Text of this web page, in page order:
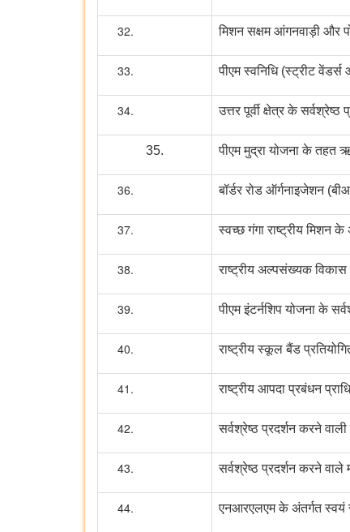
मिशन सक्षम आंगनवाड़ी और
पीएम स्वनिधि (स्ट्रीट
उत्तर पूर्वी क्षेत्र के
35. पीएम मुद्रा योजना के तहत
बॉर्डर रोड ऑर्गनाइजेशन
स्वच्छ गंगा राष्ट्रीय मिशन के
राष्ट्रीय अल्पसंख्यक विकास
पीएम इंटर्नशिप योजना के
राष्ट्रीय स्कूल बैंड
राष्ट्रीय आपदा प्रबंधन
सर्वश्रेष्ठ प्रदर्शन करने
सर्वश्रेष्ठ प्रदर्शन करने
एनआरएलएम के अंतर्गत स्वयं